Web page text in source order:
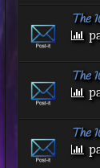
The
The
The